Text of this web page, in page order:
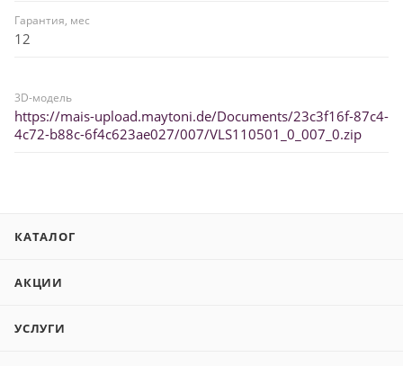
Гарантия, мес
12
3D-модель
https://mais-upload.maytoni.de/Documents/23c3f16f-87c4-
4c72-b88c-6f4c623ae027/007/VLS110501_0_007_0.zip
КАТАЛОГ
АКЦИИ
УСЛУГИ